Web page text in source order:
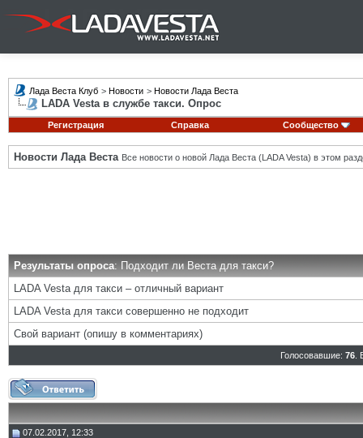
Лада Веста Клуб > Новости > Новости Лада Веста
LADA Vesta в службе такси. Опрос
Регистрация Справка Сообщество
Новости Лада Веста Все новости о новой Лада Веста (LADA Vesta) в этом
Результаты опроса: Подходит ли Веста для такси?
LADA Vesta для такси – отличный вариант
LADA Vesta для такси совершенно не подходит
Свой вариант (опишу в комментариях)
Голосовавшие: 76.
07.02.2017, 12:33